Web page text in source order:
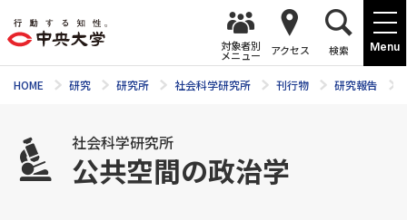
Menu
対象者別
メニュー アクセス 検索
HOME 研究 研究所 社会科学研究所 刊行物 研究報告
社会科学研究所
公共空間の政治学